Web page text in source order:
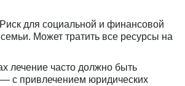
Риск для социальной и финансовой
Может тратить все ресурсы на
лечение часто должно быть
с привлечением юридических